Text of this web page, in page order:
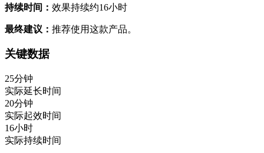
持续时间： 效果持续约16小时
最终建议： 推荐使用这款产品。
关键数据
25分钟
实际延长时间
20分钟
实际起效时间
16小时
实际持续时间